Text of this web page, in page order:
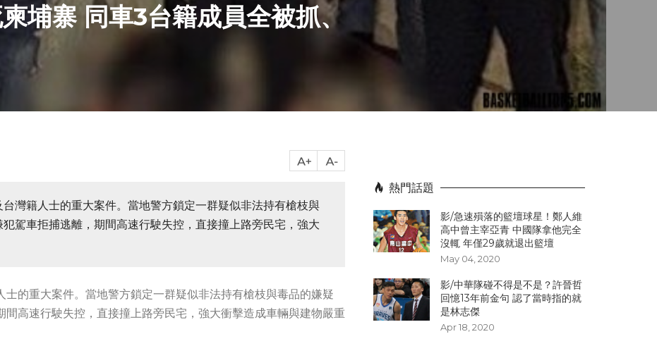
埔寨 同車3台籍成員全被抓、
灣籍人士的重大案件。當地警方鎖定一群疑似非法持有槍枝與
駕車拒捕逃離，期間高速行駛失控，直接撞上路旁民宅，強大
的重大案件。當地警方鎖定一群疑似非法持有槍枝與毒品的嫌疑
高速行駛失控，直接撞上路旁民宅，強大衝擊造成車輛與建物嚴重
熱門話題
影/急速殞落的籃壇球星！鄭人維
高中曾主宰亞青 中國隊拿他完全
沒輒 年僅29歲就退出籃壇
May 04, 2020
影/中華隊碰不得是不是？許晉哲
回憶13年前金句 認了當時指的就
是林志傑
Apr 18, 2020